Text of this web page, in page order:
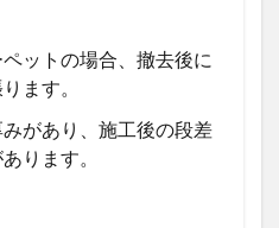
ットの場合、撤去後に
ます。
があり、施工後の段差
ります。